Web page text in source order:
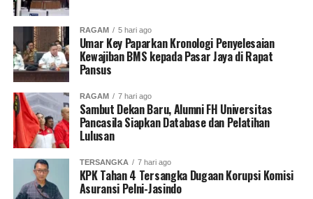
RAGAM 5 hari ago
Umar Key Paparkan Kronologi Penyelesaian
Kewajiban BMS kepada Pasar Jaya di Rapat
Pansus
RAGAM 7 hari ago
Sambut Dekan Baru, Alumni FH Universitas
Pancasila Siapkan Database dan Pelatihan
Lulusan
TERSANGKA 7 hari ago
KPK Tahan 4 Tersangka Dugaan Korupsi Komisi
Asuransi Pelni-Jasindo